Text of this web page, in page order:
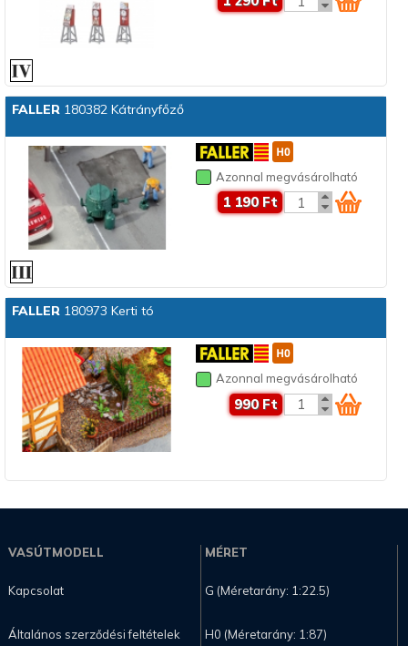
FALLER180382 Kátrányfőző
Azonnal megvásárolható
1 190 Ft
FALLER180973 Kerti tó
Azonnal megvásárolható
990 Ft
VASÚTMODELL
Kapcsolat
Általános szerződési feltételek
MÉRET
G (Méretarány: 1:22.5)
H0 (Méretarány: 1:87)